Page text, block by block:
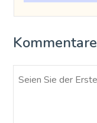
Kommentare